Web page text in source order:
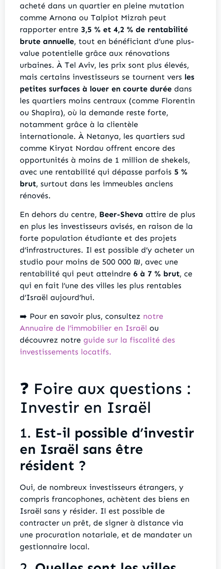
acheté dans un quartier en pleine mutation
comme Arnona ou Talpiot Mizrah peut
rapporter entre 3,5 % et 4,2 % de rentabilité
brute annuelle, tout en bénéficiant d’une plus-
value potentielle grâce aux rénovations
urbaines. À Tel Aviv, les prix sont plus élevés,
mais certains investisseurs se tournent vers les
petites surfaces à louer en courte durée dans
les quartiers moins centraux (comme Florentin
ou Shapira), où la demande reste forte,
notamment grâce à la clientèle
internationale. À Netanya, les quartiers sud
comme Kiryat Nordau offrent encore des
opportunités à moins de 1 million de shekels,
avec une rentabilité qui dépasse parfois 5 %
brut, surtout dans les immeubles anciens
rénovés.
En dehors du centre, Beer-Sheva attire de plus
en plus les investisseurs avisés, en raison de la
forte population étudiante et des projets
d’infrastructures. Il est possible d’y acheter un
studio pour moins de 500 000 ₪, avec une
rentabilité qui peut atteindre 6 à 7 % brut, ce
qui en fait l’une des villes les plus rentables
d’Israël aujourd’hui.
➡️ Pour en savoir plus, consultez notre
Annuaire de l’immobilier en Israël ou
découvrez notre guide sur la fiscalité des
investissements locatifs.
❓ Foire aux questions :
Investir en Israël
1. Est-il possible d’investir
en Israël sans être
résident ?
Oui, de nombreux investisseurs étrangers, y
compris francophones, achètent des biens en
Israël sans y résider. Il est possible de
contracter un prêt, de signer à distance via
une procuration notariale, et de mandater un
gestionnaire local.